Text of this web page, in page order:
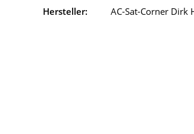
Hersteller:
AC-Sat-Corner Dirk